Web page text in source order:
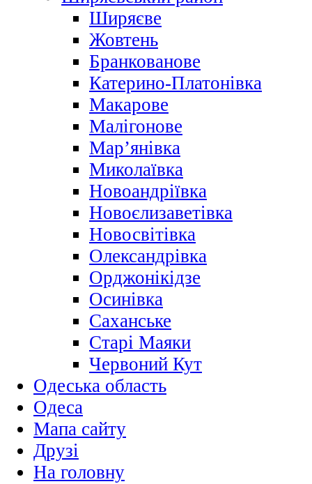
Ширяєве
Жовтень
Бранкованове
Катерино-Платонівка
Макарове
Малігонове
Мар’янівка
Миколаївка
Новоандріївка
Новоєлизаветівка
Новосвітівка
Олександрівка
Орджонікідзе
Осинівка
Саханське
Старі Маяки
Червоний Кут
Одеська область
Одеса
Мапа сайту
Друзі
На головну